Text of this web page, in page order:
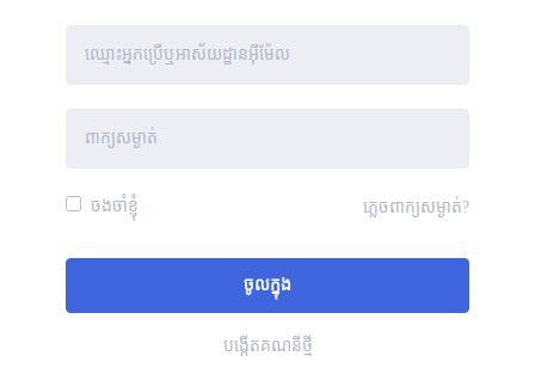
ចងចាំខ្ញុំ ភ្លេចពាក្យសម្ងាត់?
បង្កើតគណនីថ្មី